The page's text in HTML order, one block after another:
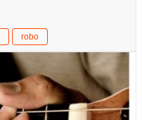
robo